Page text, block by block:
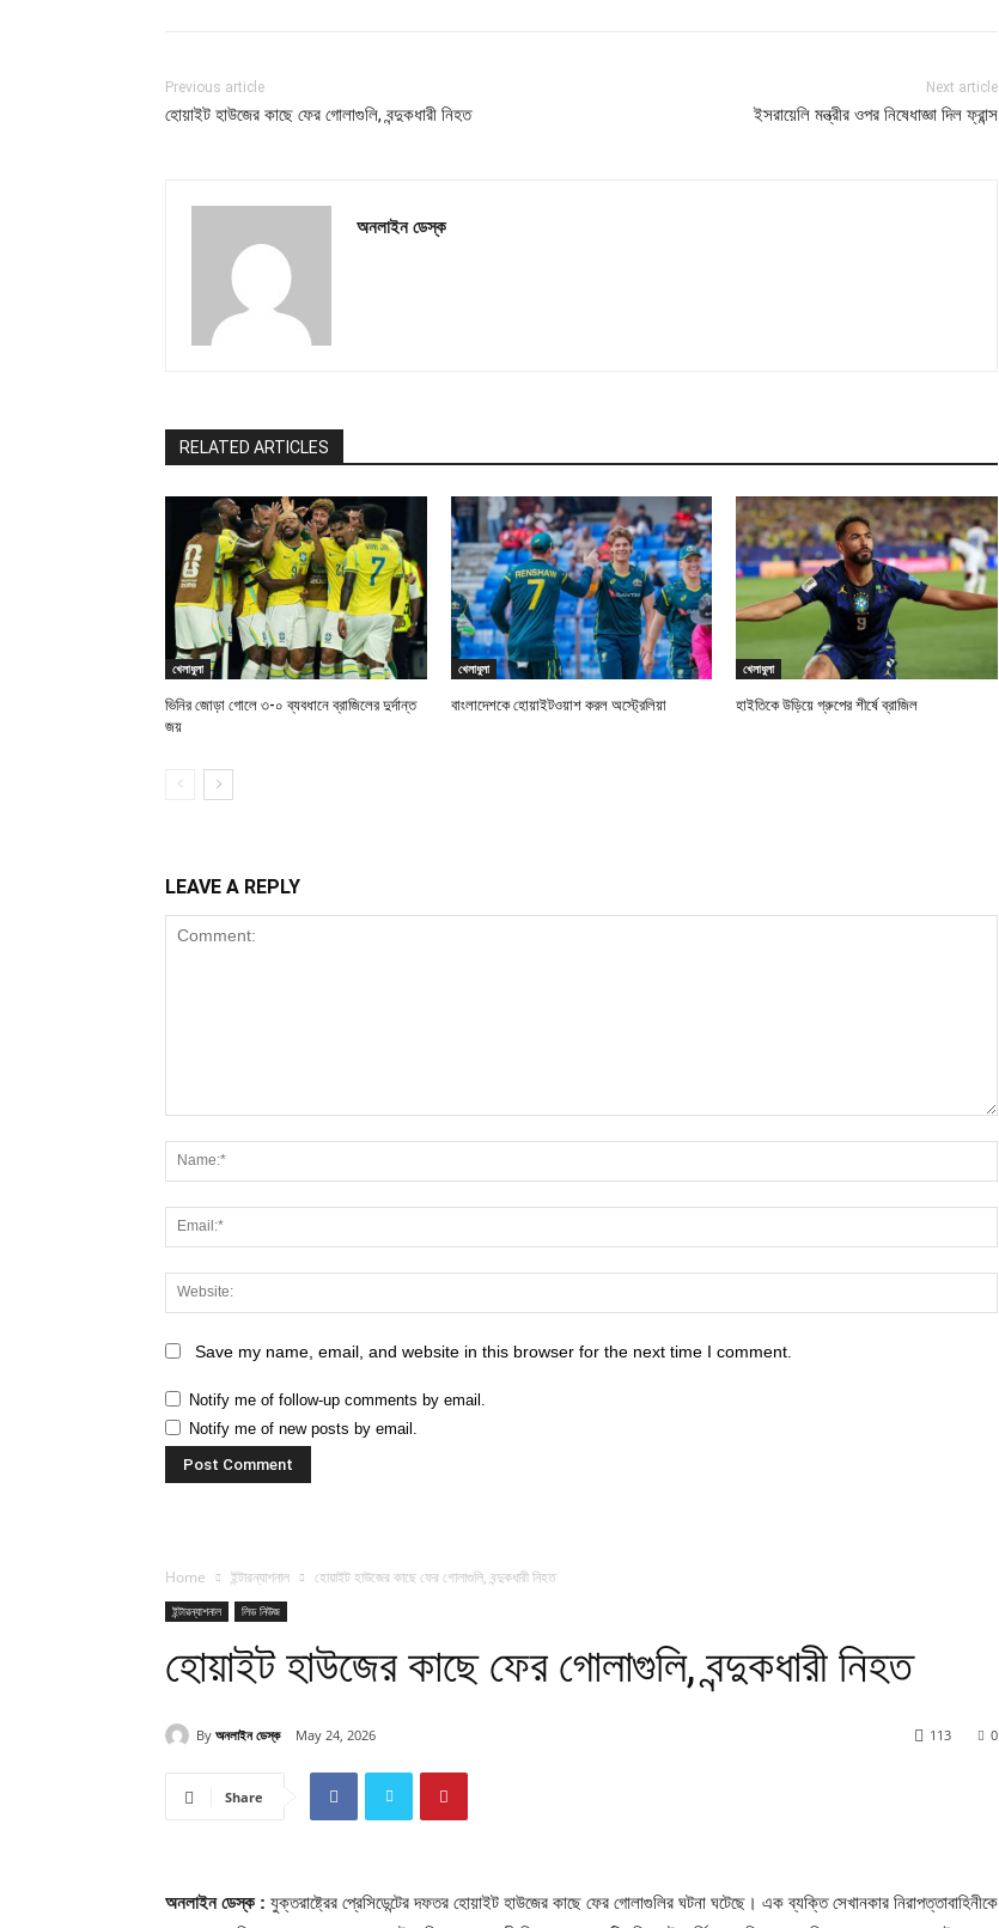
Previous article
হোয়াইট হাউজের কাছে ফের গোলাগুলি, বন্দুকধারী নিহত
Next article
ইসরায়েলি মন্ত্রীর ওপর নিষেধাজ্ঞা দিল ফ্রান্স
অনলাইন ডেস্ক
RELATED ARTICLES
খেলাধুলা
ভিনির জোড়া গোলে ৩-০ ব্যবধানে ব্রাজিলের দুর্দান্ত
জয়
খেলাধুলা
বাংলাদেশকে হোয়াইটওয়াশ করল অস্ট্রেলিয়া
খেলাধুলা
হাইতিকে উড়িয়ে গ্রুপের শীর্ষে ব্রাজিল
LEAVE A REPLY
Save my name, email, and website in this browser for the next time I comment.
Notify me of follow-up comments by email.
Notify me of new posts by email.